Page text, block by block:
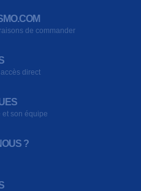
de commander
direct
et son équipe
?